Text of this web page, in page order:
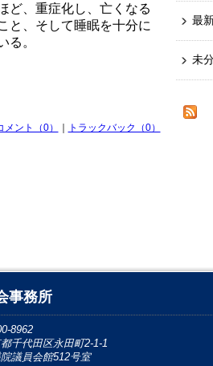
ど、重症化し、亡くなる
と、そして睡眠を十分に
る。
メント（0） トラックバック（0）
最
未
事務所
8962
千代田区永田町2-1-1
議員会館512号室